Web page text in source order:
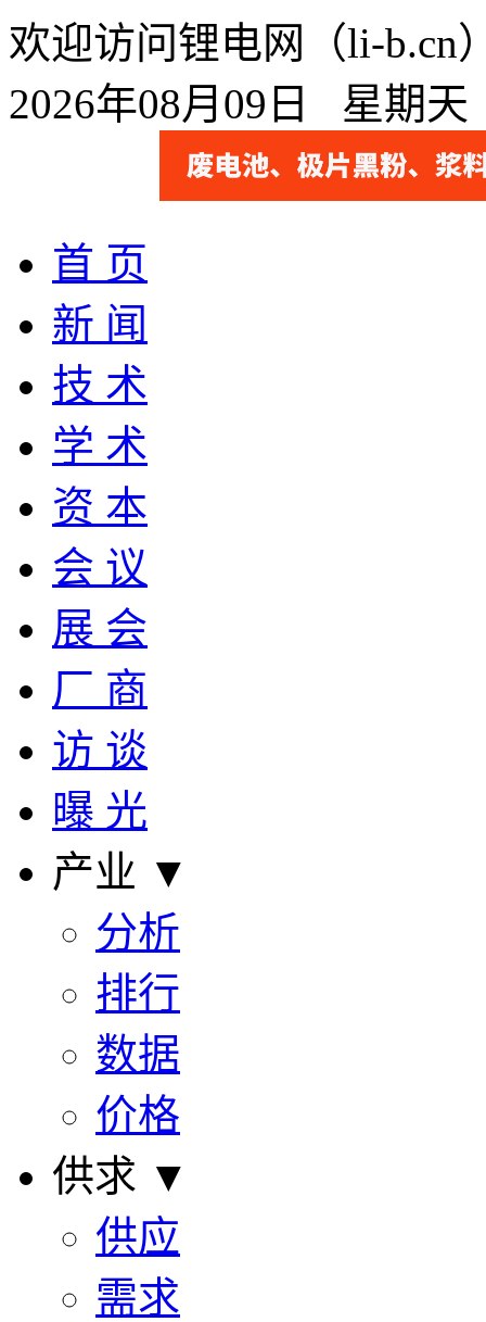
欢迎访问锂电网（li-b.cn
2026年08月09日 星期
首 页
新 闻
技 术
学 术
资 本
会 议
展 会
厂 商
访 谈
曝 光
产业 ▼
分析
排行
数据
价格
供求 ▼
供应
需求